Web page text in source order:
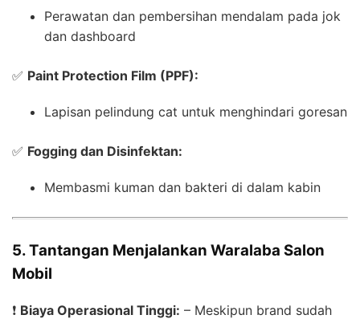
Perawatan dan pembersihan mendalam pada jok
dan dashboard
✅ Paint Protection Film (PPF):
Lapisan pelindung cat untuk menghindari goresan
✅ Fogging dan Disinfektan:
Membasmi kuman dan bakteri di dalam kabin
5. Tantangan Menjalankan Waralaba Salon
Mobil
❗ Biaya Operasional Tinggi: – Meskipun brand sudah